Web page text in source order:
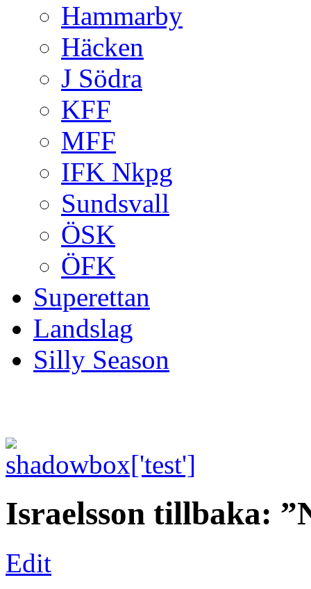
Hammarby
Häcken
J Södra
KFF
MFF
IFK Nkpg
Sundsvall
ÖSK
ÖFK
Superettan
Landslag
Silly Season
Israelsson tillbaka:
Edit